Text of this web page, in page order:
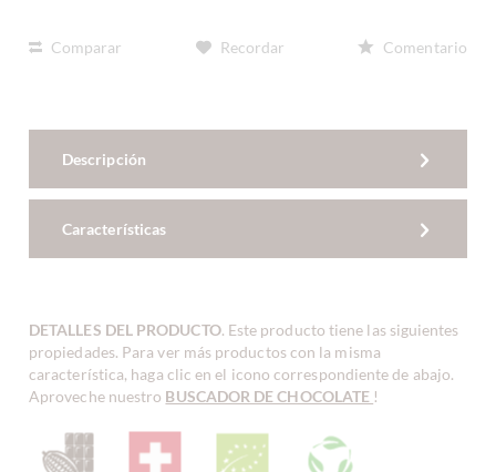
Comparar Recordar Comentario
Descripción
Características
DETALLES DEL PRODUCTO. Este producto tiene las siguientes
propiedades. Para ver más productos con la misma
característica, haga clic en el icono correspondiente de abajo.
Aproveche nuestro BUSCADOR DE CHOCOLATE !